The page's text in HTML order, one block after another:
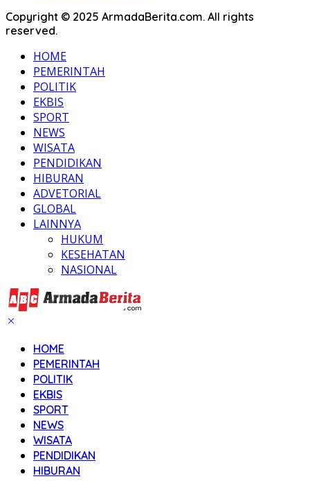
Copyright © 2025 ArmadaBerita.com. All rights
reserved.
HOME
PEMERINTAH
POLITIK
EKBIS
SPORT
NEWS
WISATA
PENDIDIKAN
HIBURAN
ADVETORIAL
GLOBAL
LAINNYA
HUKUM
KESEHATAN
NASIONAL
HOME
PEMERINTAH
POLITIK
EKBIS
SPORT
NEWS
WISATA
PENDIDIKAN
HIBURAN